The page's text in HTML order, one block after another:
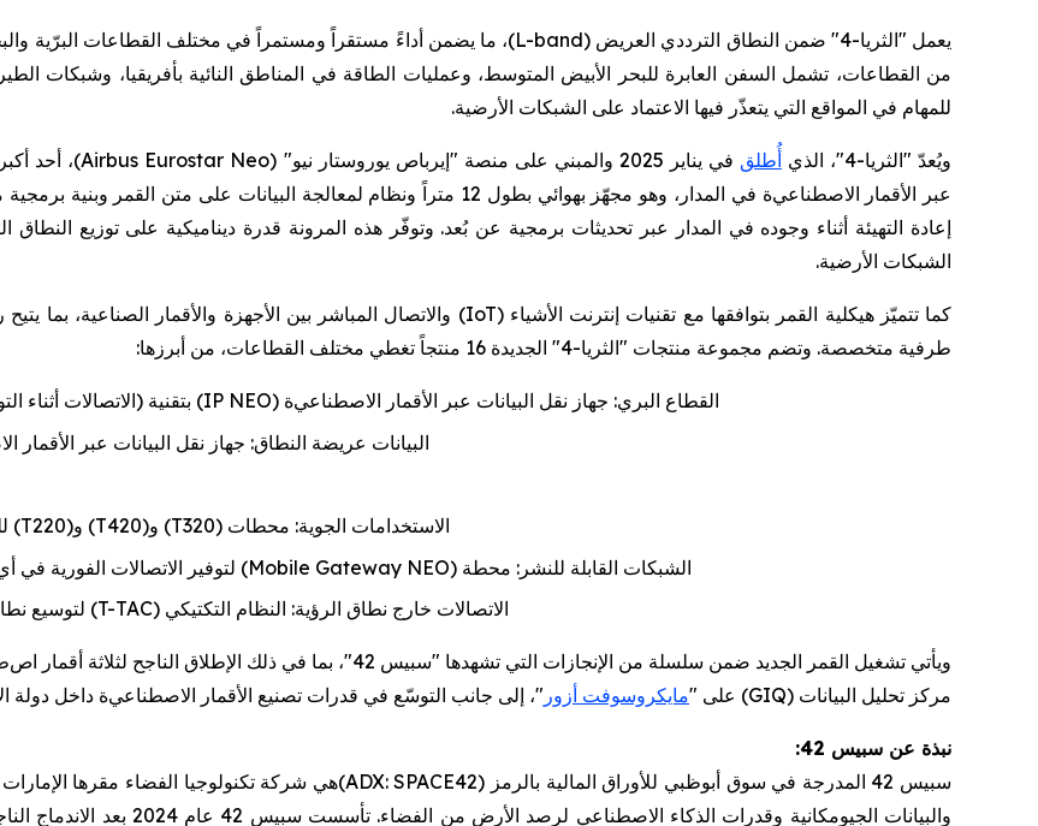
يعمل "الثريا-4" ضمن النطاق الترددي العريض (L-band
)، ما يضمن أداءً مستقراً ومستمراً في مختلف القطاعات البرّية
من القطاعات، تشمل السفن العابرة للبحر الأبيض المتوسط، وعمليات الطاقة في المناطق النائية بأفريقيا، وشبكات
للمهام في المواقع التي يتعذّر فيها الاعتماد على الشبكات الأرضية.
ويُعدّ "الثريا-4"، الذي أُطلق في يناير 2025 والمبني على منصة "إيرباص يوروستار نيو "
(Airbus Eurostar Neo)، أحد
عبر الأقمار الاصطناعية في المدار ، وهو مجهّز بهوائي بطول
إعادة التهيئة أثناء وجوده في المدار عبر تحديثات برمجية عن بُعد. وتوفّر هذه المرونة قدرة ديناميكية على توزيع
الشبكات الأرضية.
كما تتميّزهيكلية القمر بتوافقها مع تقنيات إنترنت الأشياء (IoT) والاتصال المباشر بين الأجهزة والأقمار الصناعية، بما
طرفية متخصصة. وتضم مجموعة منتجات "الثريا-4" الجديدة 16 منتجاً تغطي مختلف القطاعات، من أبرزها
:
القطاع البري: جهاز نقل البيانات عبر الأقمار الاصطناعية (
IP NEO) بتقنية (الاتصالات أثناء
البيانات عريضة النطاق: جهاز نقل البيانات عبر الأقمار
الاستخدامات الجوية: محطات (
T320) و(T420) و(T220
)
الشبكات القابلة للنشر: محطة (
Mobile Gateway NEO
) لتوفير الاتصالات الفورية
الاتصالات خارج نطاق الرؤية: النظام التكتيكي (
T-TAC
) لتوسيع
ويأتي تشغيل القمر الجديد ضمن سلسلة من الإنجازات التي تشهدها "سبيس 42"، بما في ذلك الإطلاق الناجح لثلاثة أقمار اص
مركز تحليل البيانات (
GIQ
) على "مايكروسوفت أزور "، إلى جانب التوسّع في قدرات تصنيع الأقمار الاصطناعية داخل دولة
نبذة عن سبيس 42:
سبيس 42 المدرجة في سوق أبوظبي للأوراق المالية بالرمز
(ADX: SPACE42)هي شركة تكنولوجيا الفضاء مقرها الإمارات
والبيانات الجيومكانية وقدرات الذكاء الاصطناعي لرصد الأرض من الفضاء.
تأسست سبيس 42 عام